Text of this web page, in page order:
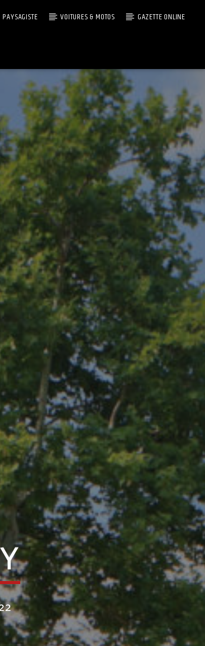
PAYSAGISTE VOITURES & MOTOS GAZETTE ONLINE